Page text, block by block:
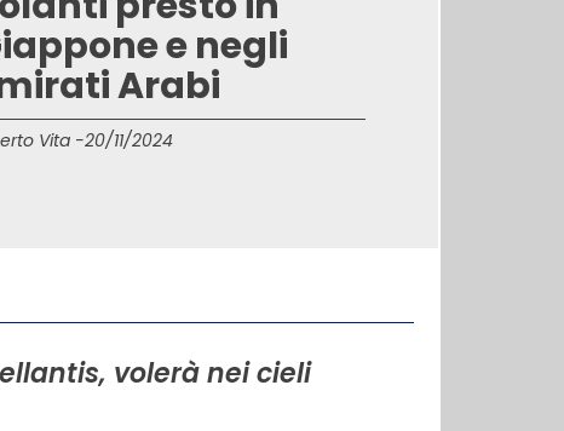
e negli
Arabi
Vita -20/11/2024
volerà nei cieli